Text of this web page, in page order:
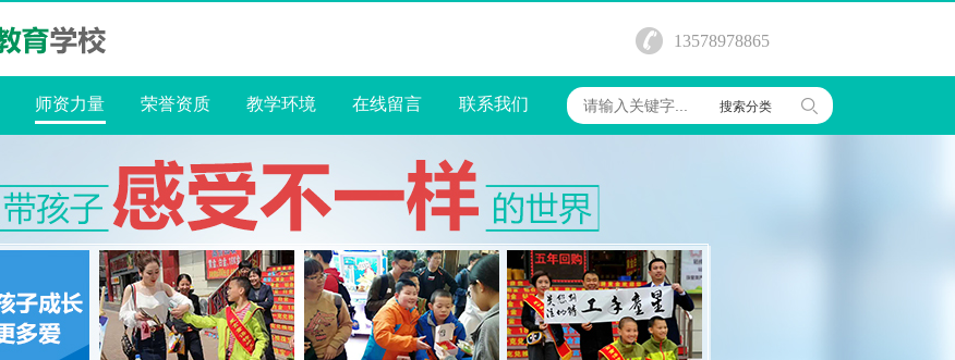
13578978865
师资力量 荣誉资质 教学环境 在线留言 联系我们 搜索分类